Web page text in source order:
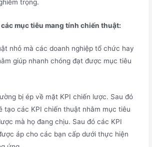
trọng.
mục tiêu mang tính chiến thuật:
nhỏ mà các doanh nghiệp tổ chức hay
giúp nhanh chóng đạt được mục tiêu
bị ép về mặt KPI chiến lược. Sau đó
tạo các KPI chiến thuật nhằm mục tiêu
mà họ đang chịu. Sau đó các KPI
áp cho các bạn cấp dưới thực hiện